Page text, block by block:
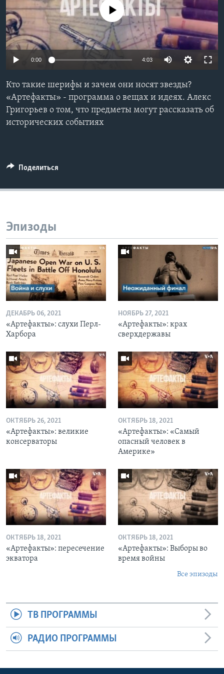
Learning English
СОЦИАЛЬНЫЕ СЕТИ
Языки
No media source currently available
0:00 4:03
Кто такие шерифы и зачем они носят звезды?
«Артефакты» - программа о вещах и идеях. Алекс
Григорьев о том, что предметы могут рассказать об
исторических событиях
Поделиться
Эпизоды
ДЕКАБРЬ 06, 2021
«Артефакты»: слухи Перл-
Харбора
НОЯБРЬ 27, 2021
«Артефакты»: крах
сверхдержавы
ОКТЯБРЬ 26, 2021
«Артефакты»: великие
консерваторы
ОКТЯБРЬ 18, 2021
«Артефакты»: «Самый
опасный человек в
Америке»
ОКТЯБРЬ 18, 2021
«Артефакты»: пересечение
экватора
ОКТЯБРЬ 18, 2021
«Артефакты»: Выборы во
время войны
Все эпизоды
ТВ ПРОГРАММЫ
РАДИО ПРОГРАММЫ